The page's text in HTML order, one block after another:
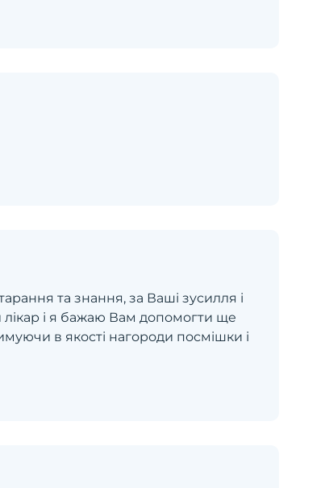
та знання, за Ваші зусилля і
лікар і я бажаю Вам допомогти ще
в якості нагороди посмішки і